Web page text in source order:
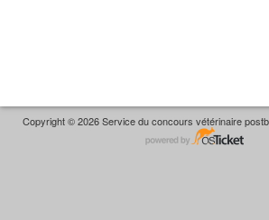
Copyright © 2026 Service du concours vétérinaire